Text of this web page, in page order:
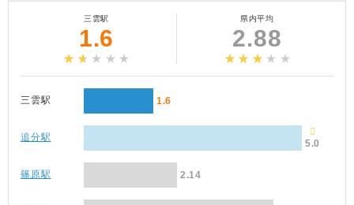
三雲駅
1.6
県内平均
2.88
三雲駅 1.6
追分駅
5.0
篠原駅 2.14